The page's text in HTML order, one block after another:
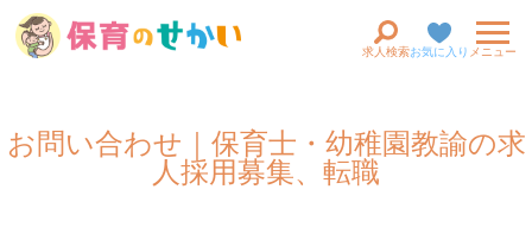
求人検索お気に入り メニュー
お問い合わせ｜保育士・幼稚園教諭の求
人採用募集、転職